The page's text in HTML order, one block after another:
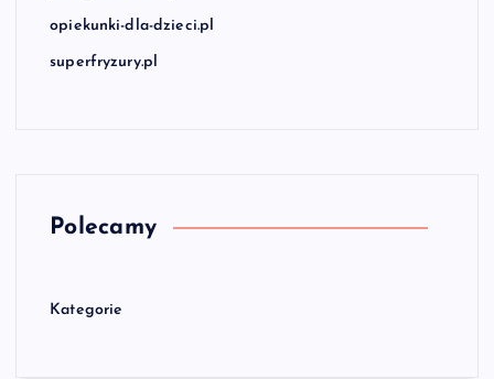
opiekunki-dla-dzieci.pl
superfryzury.pl
Polecamy
Kategorie